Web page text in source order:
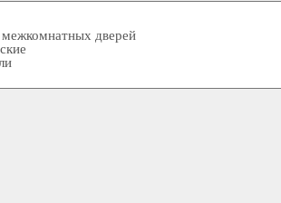
дверей